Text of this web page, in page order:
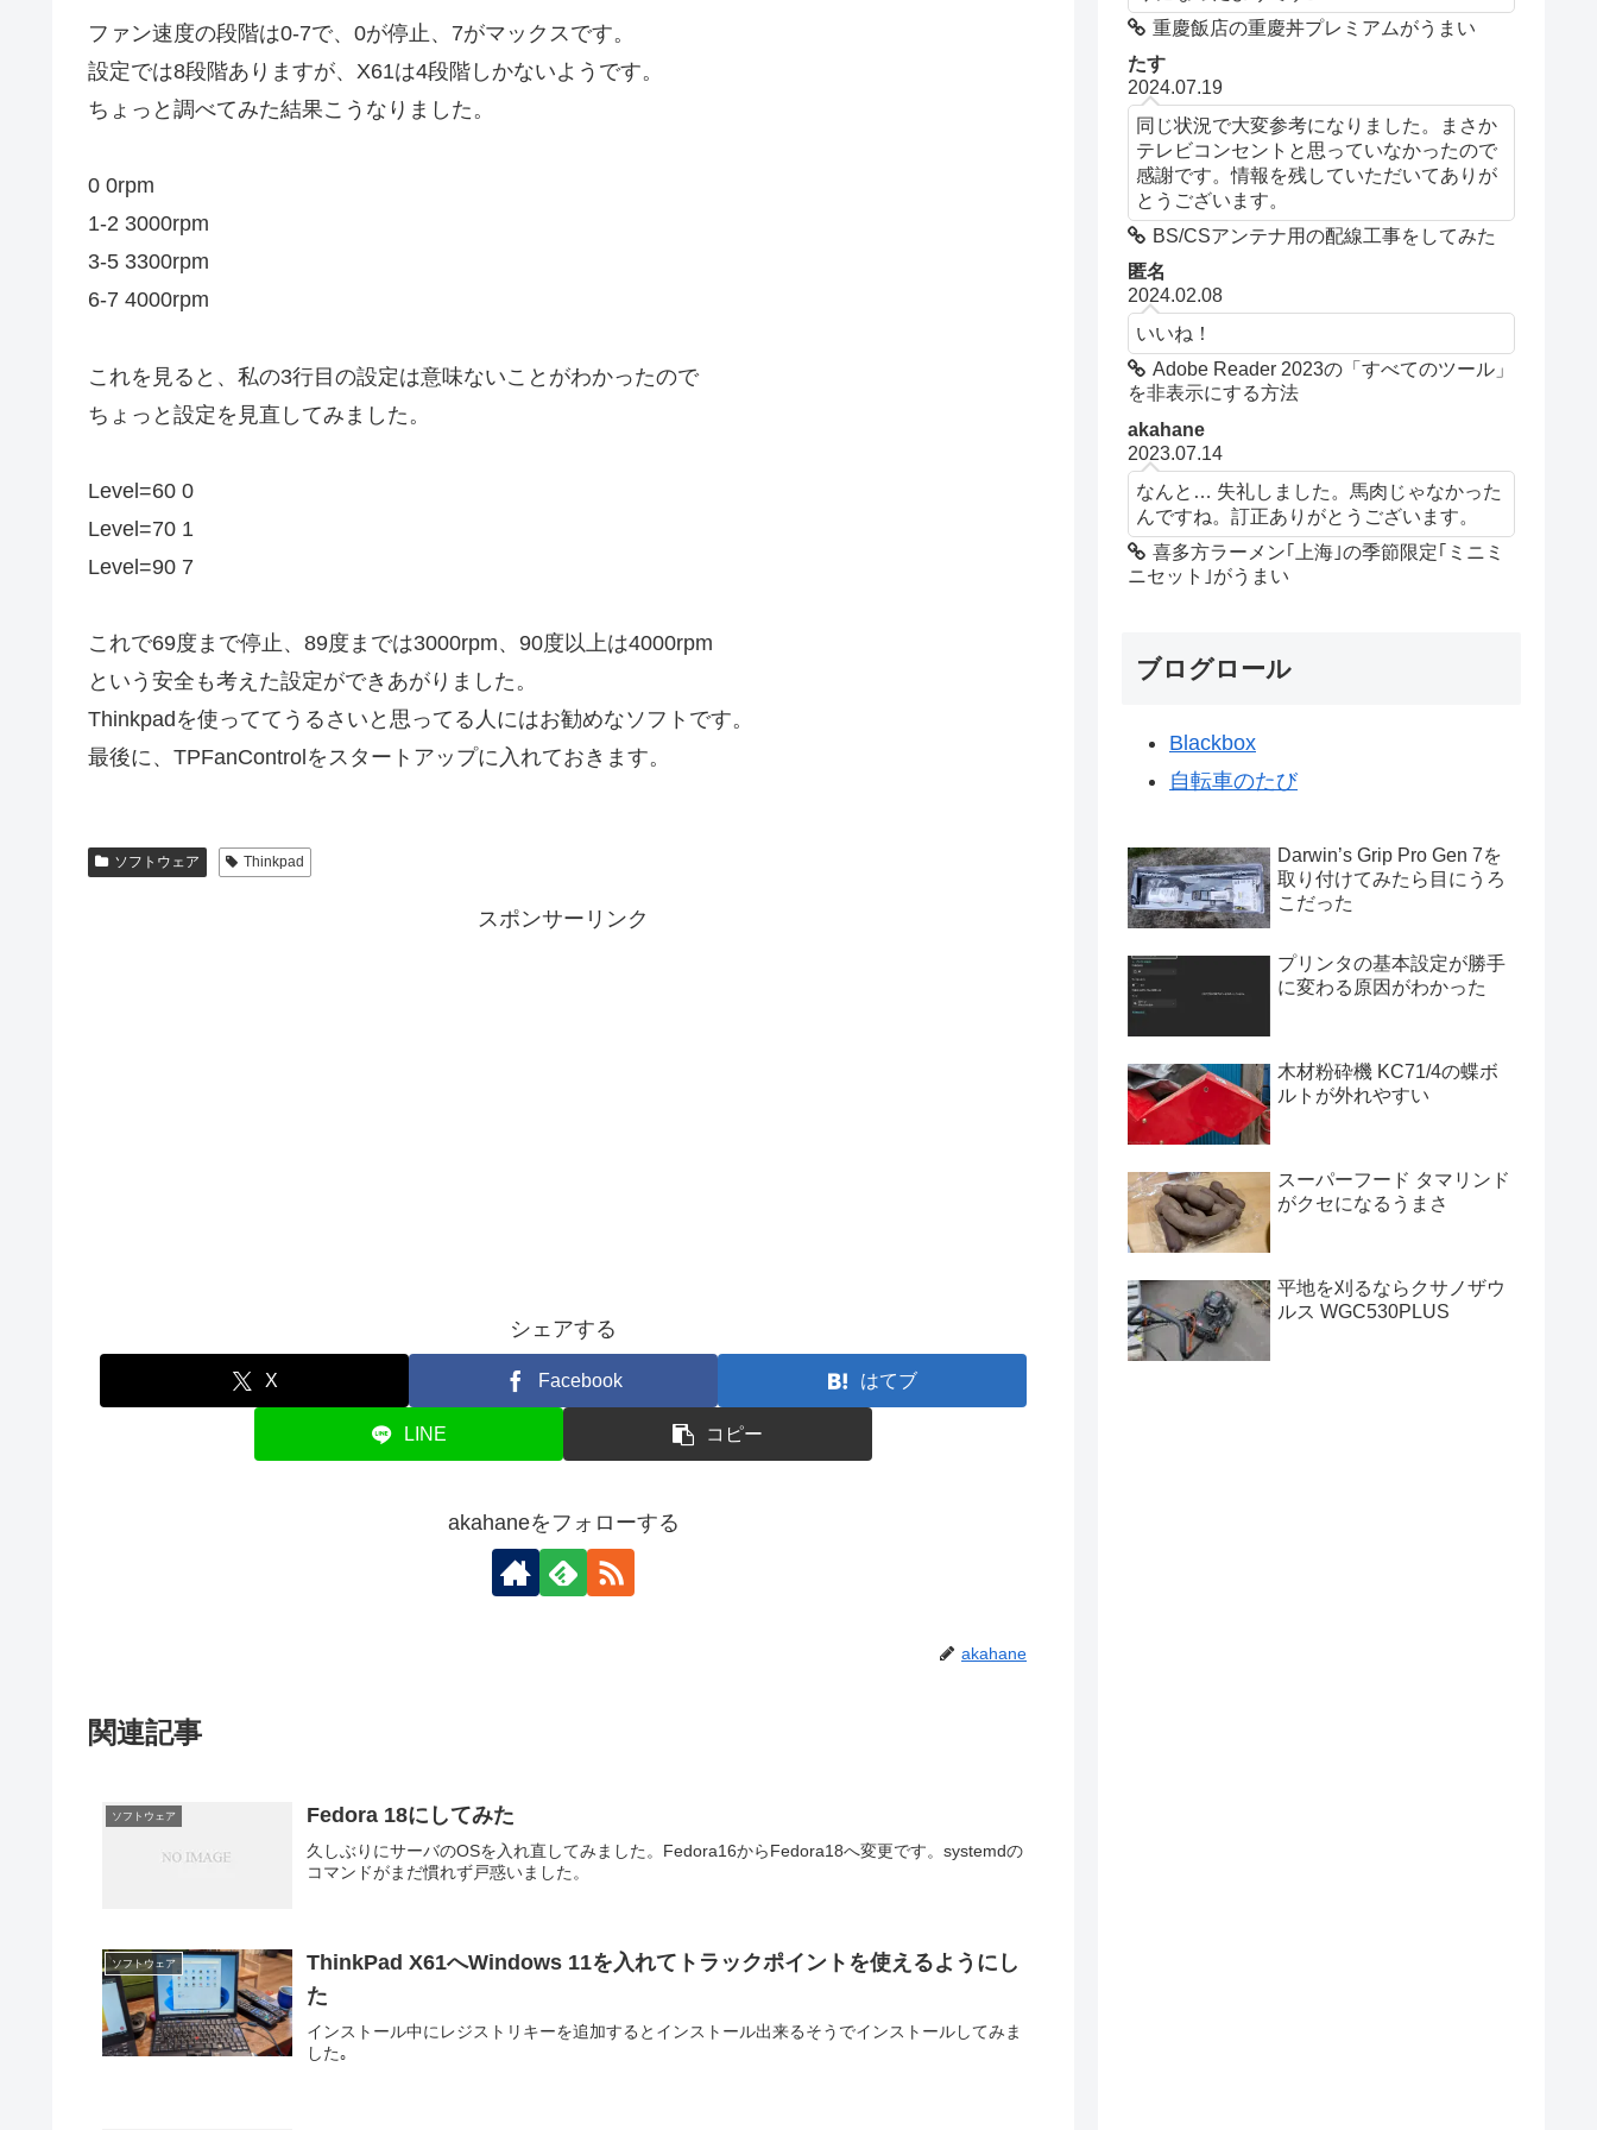
ファン速度の段階は0-7で、0が停止、7がマックスです。
設定では8段階ありますが、X61は4段階しかないようです。
ちょっと調べてみた結果こうなりました。
0 0rpm
1-2 3000rpm
3-5 3300rpm
6-7 4000rpm
これを見ると、私の3行目の設定は意味ないことがわかったので
ちょっと設定を見直してみました。
Level=60 0
Level=70 1
Level=90 7
これで69度まで停止、89度までは3000rpm、90度以上は4000rpm
という安全も考えた設定ができあがりました。
Thinkpadを使っててうるさいと思ってる人にはお勧めなソフトです。
最後に、TPFanControlをスタートアップに入れておきます。
ソフトウェア Thinkpad
スポンサーリンク
シェアする
X Facebook はてブ
LINE コピー
akahaneをフォローする
akahane
関連記事
ソフトウェア Fedora 18にしてみた
久しぶりにサーバのOSを入れ直してみました。Fedora16からFedora18へ変更です。systemdの
コマンドがまだ慣れず戸惑いました。
ソフトウェア
ThinkPad X61へWindows 11を入れてトラックポイントを使えるようにし
た
インストール中にレジストリキーを追加するとインストール出来るそうでインストールしてみま
した｡
重慶飯店の重慶丼プレミアムがうまい
たす
2024.07.19
同じ状況で大変参考になりました。まさか
テレビコンセントと思っていなかったので
感謝です。情報を残していただいてありが
とうございます。
BS/CSアンテナ用の配線工事をしてみた
匿名
2024.02.08
いいね！
Adobe Reader 2023の「すべてのツール」
を非表示にする方法
akahane
2023.07.14
なんと… 失礼しました。馬肉じゃなかった
んですね。訂正ありがとうございます。
喜多方ラーメン｢上海｣の季節限定｢ミニミ
ニセット｣がうまい
ブログロール
Blackbox
自転車のたび
Darwin’s Grip Pro Gen 7を
取り付けてみたら目にうろ
こだった
プリンタの基本設定が勝手
に変わる原因がわかった
木材粉砕機 KC71/4の蝶ボ
ルトが外れやすい
スーパーフード タマリンド
がクセになるうまさ
平地を刈るならクサノザウ
ルス WGC530PLUS